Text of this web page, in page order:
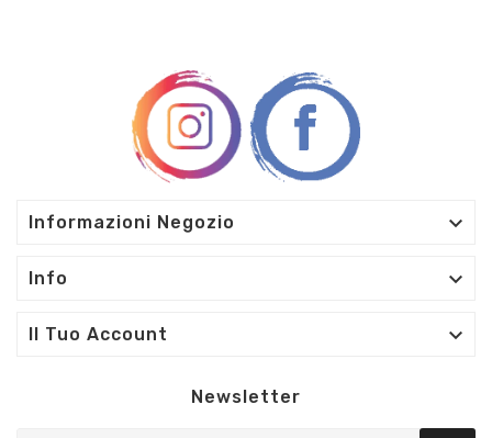
Informazioni Negozio 
Info 
Il Tuo Account 
Newsletter